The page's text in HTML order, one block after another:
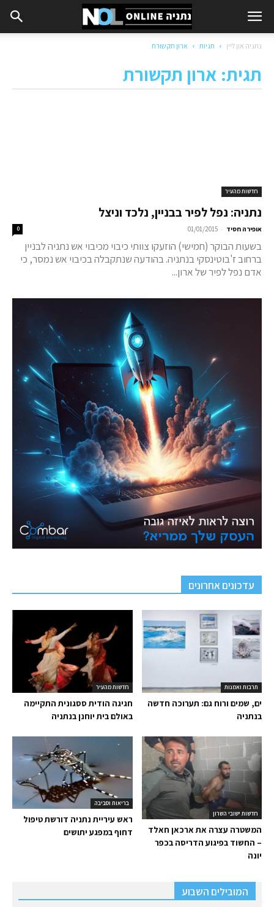
נתניה און ליין תגיות ארון תקשורת
תגית: ארון תקשורת
חדשות מהעיר
נתניה: נפל לפיר בבניין, נלכד וניצל
אופירה חסיד -
01/01/2015
0
בשעות הבוקר (חמישי) הוזעקו צוותי כיבוי מכיבוי אש נתניה לבניין
ברחוב ז'בוטינסקי בנתניה. בהודעה שנתקבלה בכיבוי אש נמסר, כי
אדם נפל לפיר של ארון...
עדכונים אחרונים
חדשות מהעיר
חגיגה הודית ססגונית התקיימה
באולם בית יוחנן בנתניה
תרבות ואמנות
ים, שמים ורוח גם: תערוכה חדשה
בנתניה
בריאות וסביבה
ראש עיריית נתניה דורשת טיפול
דחוף במפגע יתושים
חדשות ישובי השרון
המשטרה עצרה את ארכאן חאלד
– החשוד בפיגוע הדריסה בכפר
יונה
המובילים השבוע